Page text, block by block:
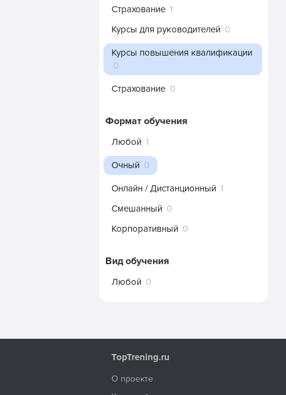
Страхование 1
Курсы для руководителей 0
Курсы повышения квалификации
0
Страхование 0
Формат обучения
Любой 1
Очный 0
Онлайн / Дистанционный 1
Смешанный 0
Корпоративный 0
Вид обучения
Любой 0
TopTrening.ru
О проекте